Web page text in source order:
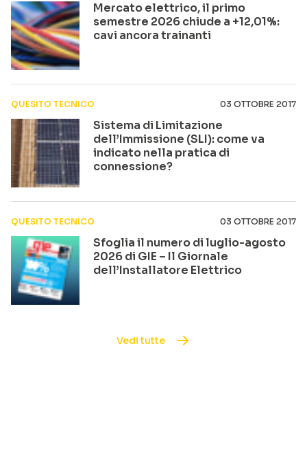
Mercato elettrico, il primo
semestre 2026 chiude a +12,01%:
cavi ancora trainanti
QUESITO TECNICO 03 OTTOBRE 2017
Sistema di Limitazione
dell’Immissione (SLI): come va
indicato nella pratica di
connessione?
QUESITO TECNICO 03 OTTOBRE 2017
Sfoglia il numero di luglio-agosto
2026 di GIE – Il Giornale
dell’Installatore Elettrico
Vedi tutte